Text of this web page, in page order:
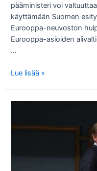
pääministeri voi
käyttämään Suomen
Eurooppa-neuvoston
Eurooppa-asioiden
…
Tom
Lue lisää »